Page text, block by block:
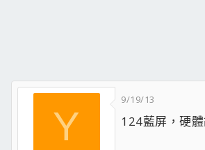
Y
9/19/13
124藍屏，硬